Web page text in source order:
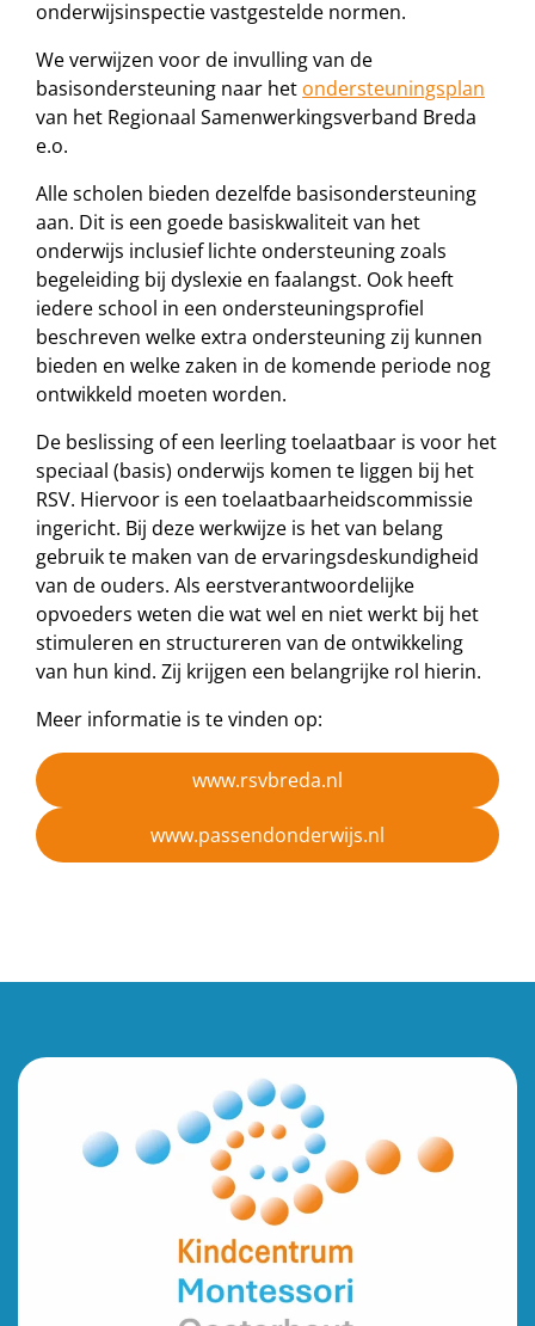
onderwijsinspectie vastgestelde normen.
We verwijzen voor de invulling van de
basisondersteuning naar het ondersteuningsplan
van het Regionaal Samenwerkingsverband Breda
e.o.
Alle scholen bieden dezelfde basisondersteuning
aan. Dit is een goede basiskwaliteit van het
onderwijs inclusief lichte ondersteuning zoals
begeleiding bij dyslexie en faalangst. Ook heeft
iedere school in een ondersteuningsprofiel
beschreven welke extra ondersteuning zij kunnen
bieden en welke zaken in de komende periode nog
ontwikkeld moeten worden.
De beslissing of een leerling toelaatbaar is voor het
speciaal (basis) onderwijs komen te liggen bij het
RSV. Hiervoor is een toelaatbaarheidscommissie
ingericht. Bij deze werkwijze is het van belang
gebruik te maken van de ervaringsdeskundigheid
van de ouders. Als eerstverantwoordelijke
opvoeders weten die wat wel en niet werkt bij het
stimuleren en structureren van de ontwikkeling
van hun kind. Zij krijgen een belangrijke rol hierin.
Meer informatie is te vinden op:
www.rsvbreda.nl
www.passendonderwijs.nl